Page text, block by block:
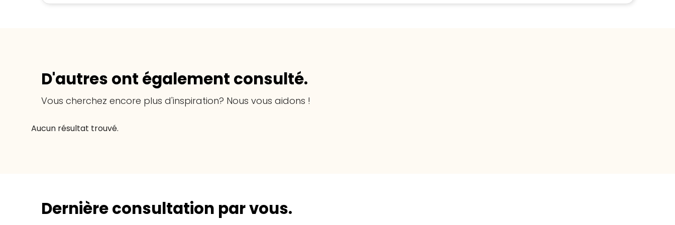
D'autres ont également consulté.
Vous cherchez encore plus d'inspiration? Nous vous aidons !
Aucun résultat trouvé.
Dernière consultation par vous.